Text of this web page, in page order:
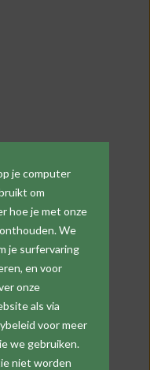
je computer
om
hoe je met onze
We
je surfervaring
en voor
onze
als via
voor meer
we gebruiken.
niet worden